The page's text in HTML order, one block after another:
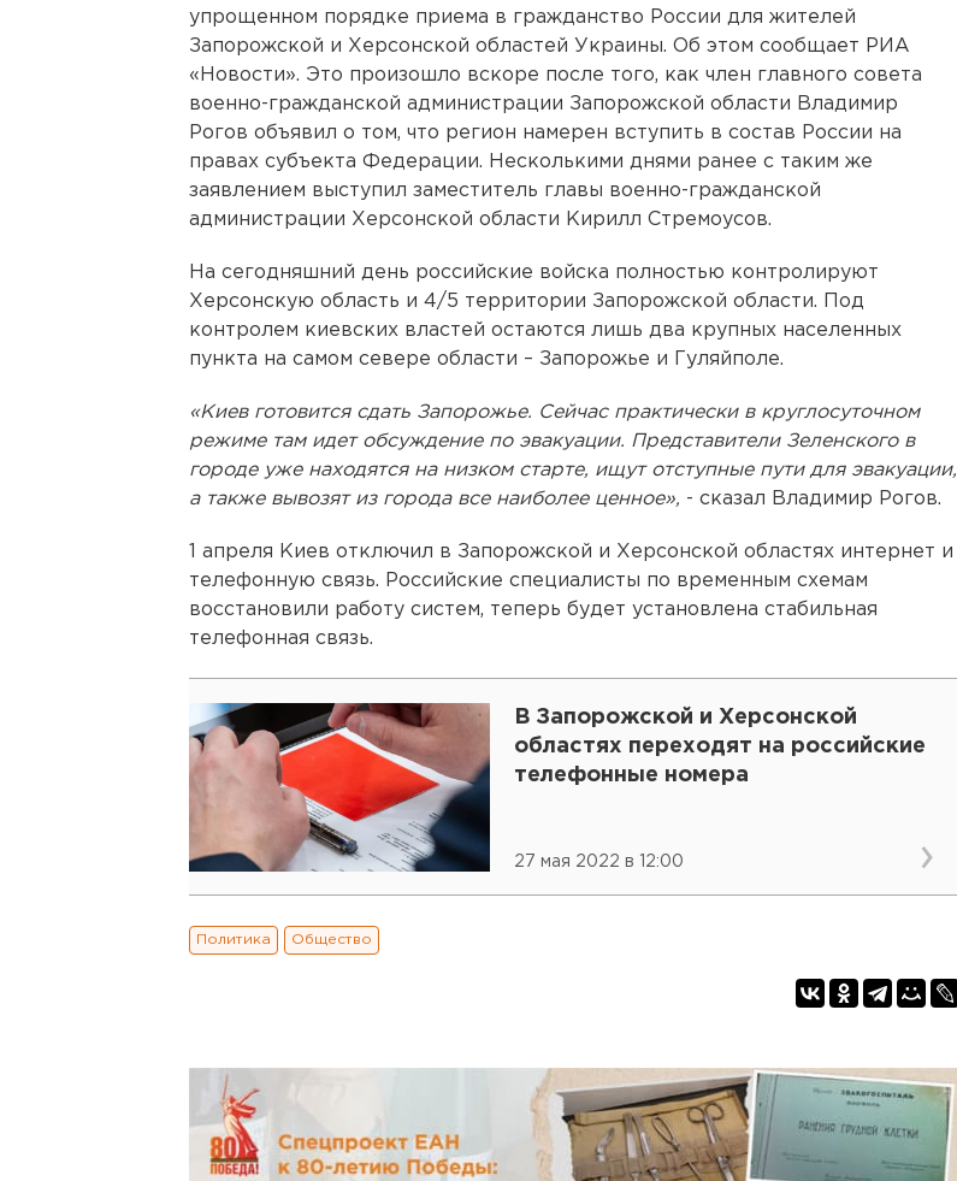
упрощенном порядке приема в гражданство России для жителей
Запорожской и Херсонской областей Украины. Об этом сообщает РИА
«Новости». Это произошло вскоре после того, как член главного совета
военно-гражданской администрации Запорожской области Владимир
Рогов объявил о том, что регион намерен вступить в состав России на
правах субъекта Федерации. Несколькими днями ранее с таким же
заявлением выступил заместитель главы военно-гражданской
администрации Херсонской области Кирилл Стремоусов.
На сегодняшний день российские войска полностью контролируют
Херсонскую область и 4/5 территории Запорожской области. Под
контролем киевских властей остаются лишь два крупных населенных
пункта на самом севере области – Запорожье и Гуляйполе.
«Киев готовится сдать Запорожье. Сейчас практически в круглосуточном
режиме там идет обсуждение по эвакуации. Представители Зеленского в
городе уже находятся на низком старте, ищут отступные пути для эвакуации,
а также вывозят из города все наиболее ценное», - сказал Владимир Рогов.
1 апреля Киев отключил в Запорожской и Херсонской областях интернет и
телефонную связь. Российские специалисты по временным схемам
восстановили работу систем, теперь будет установлена стабильная
телефонная связь.
В Запорожской и Херсонской
областях переходят на российские
телефонные номера
27 мая 2022 в 12:00
Политика Общество